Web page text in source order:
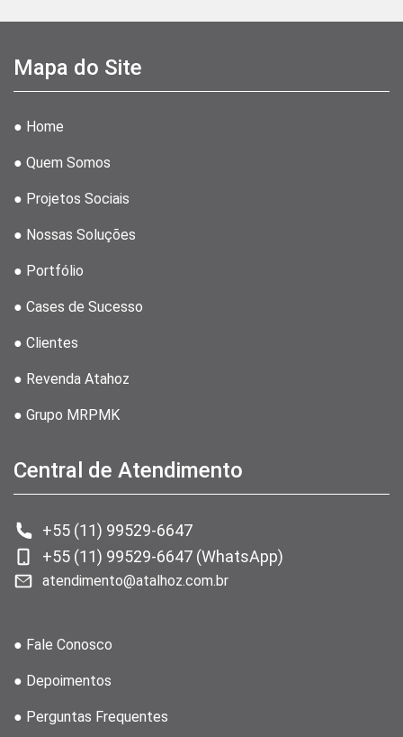
Mapa do Site
● Home
● Quem Somos
● Projetos Sociais
● Nossas Soluções
● Portfólio
● Cases de Sucesso
● Clientes
● Revenda Atahoz
● Grupo MRPMK
Central de Atendimento
+55 (11) 99529-6647
+55 (11) 99529-6647 (WhatsApp)
atendimento@atalhoz.com.br
● Fale Conosco
● Depoimentos
● Perguntas Frequentes